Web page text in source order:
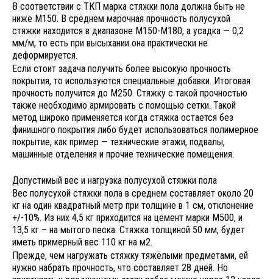
В соответствии с ТКП марка стяжки пола должна быть не
ниже М150. В среднем марочная прочность полусухой
стяжки находится в диапазоне М150-М180, а усадка — 0,2
мм/м, то есть при высыхании она практически не
деформируется.
Если стоит задача получить более высокую прочность
покрытия, то используются специальные добавки. Итоговая
прочность получится до М250. Стяжку с такой прочностью
также необходимо армировать с помощью сетки. Такой
метод широко применяется когда стяжка остается без
финишного покрытия либо будет использоваться полимерное
покрытие, как пример — технические этажи, подвалы,
машинные отделения и прочие технические помещения.
Допустимый вес и нагрузка полусухой стяжки пола
Вес полусухой стяжки пола в среднем составляет около 20
кг на один квадратный метр при толщине в 1 см, отклонение
+/-10%. Из них 4,5 кг приходится на цемент марки М500, и
13,5 кг – на мытого песка. Стяжка толщиной 50 мм, будет
иметь примерный вес 110 кг на м2.
Прежде, чем нагружать стяжку тяжёлыми предметами, ей
нужно набрать прочность, что составляет 28 дней. Но